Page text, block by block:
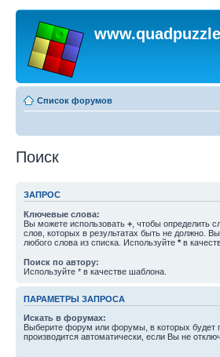
Список форумов
Поиск
ЗАПРОС
Ключевые слова:
Вы можете использовать + , чтобы определить
слов, которых в результатах быть не должно.
любого слова из списка. Используйте * в
Поиск по автору:
Используйте * в качестве шаблона.
ПАРАМЕТРЫ ЗАПРОСА
Искать в форумах:
Выберите форум или форумы, в которых будет
производится автоматически, если Вы не